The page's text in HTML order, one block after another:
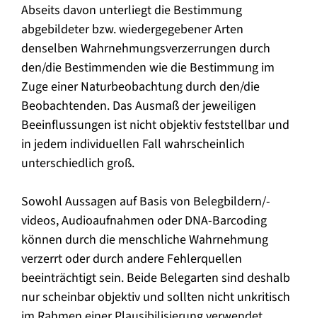
Abseits davon unterliegt die Bestimmung
abgebildeter bzw. wiedergegebener Arten
denselben Wahrnehmungsverzerrungen durch
den/die Bestimmenden wie die Bestimmung im
Zuge einer Naturbeobachtung durch den/die
Beobachtenden. Das Ausmaß der jeweiligen
Beeinflussungen ist nicht objektiv feststellbar und
in jedem individuellen Fall wahrscheinlich
unterschiedlich groß.
Sowohl Aussagen auf Basis von Belegbildern/-
videos, Audioaufnahmen oder DNA-Barcoding
können durch die menschliche Wahrnehmung
verzerrt oder durch andere Fehlerquellen
beeinträchtigt sein. Beide Belegarten sind deshalb
nur scheinbar objektiv und sollten nicht unkritisch